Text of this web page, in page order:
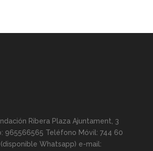
Ribera Plaza Ajuntament, 3
965566565 Teléfono Móvil: 744 60
Whatsapp) e-mail: